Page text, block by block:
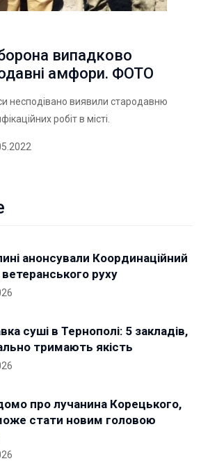
випадково
амфори. ФОТО
несподівано виявили стародавню
робіт в місті.
анонсували Координаційний
руху
суші в Тернополі: 5 закладів,
тримають якість
про лучанина Корецького,
стати новим головою